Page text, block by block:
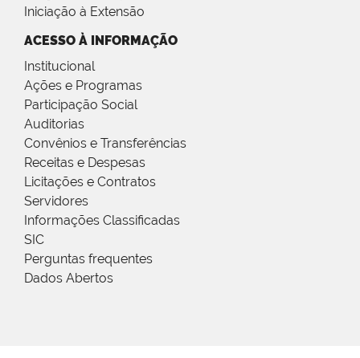
Iniciação à Extensão
ACESSO À INFORMAÇÃO
Institucional
Ações e Programas
Participação Social
Auditorias
Convênios e Transferências
Receitas e Despesas
Licitações e Contratos
Servidores
Informações Classificadas
SIC
Perguntas frequentes
Dados Abertos